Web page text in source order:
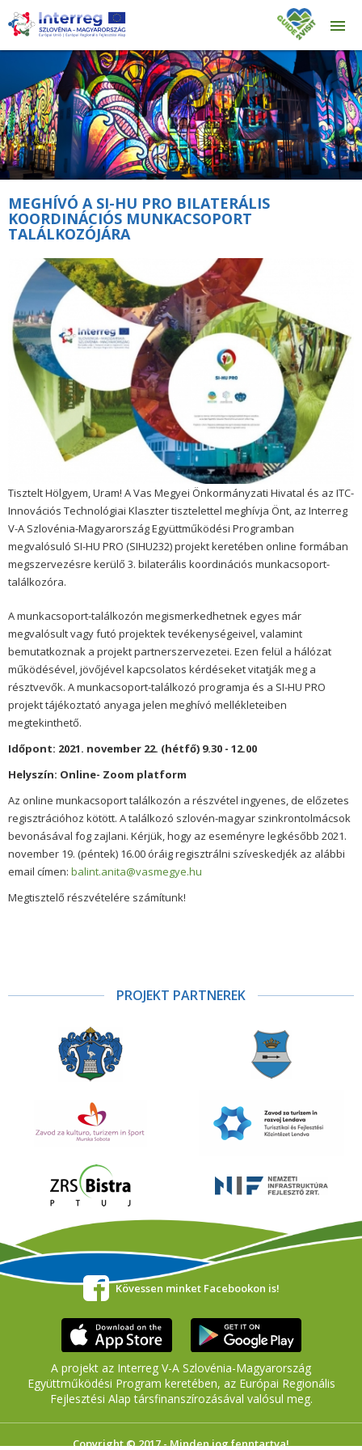
MEGHÍVÓ A SI-HU PRO BILATERÁLIS
KOORDINÁCIÓS MUNKACSOPORT
TALÁLKOZÓJÁRA
Tisztelt Hölgyem, Uram! A Vas Megyei Önkormányzati Hivatal és az ITC-
Innovációs Technológiai Klaszter tisztelettel meghívja Önt, az Interreg
V-A Szlovénia-Magyarország Együttműködési Programban
megvalósuló SI-HU PRO (SIHU232) projekt keretében online formában
megszervezésre kerülő 3. bilaterális koordinációs munkacsoport-
találkozóra.
A munkacsoport-találkozón megismerkedhetnek egyes már
megvalósult vagy futó projektek tevékenységeivel, valamint
bemutatkoznak a projekt partnerszervezetei. Ezen felül a hálózat
működésével, jövőjével kapcsolatos kérdéseket vitatják meg a
résztvevők. A munkacsoport-találkozó programja és a SI-HU PRO
projekt tájékoztató anyaga jelen meghívó mellékleteiben
megtekinthető.
Időpont: 2021. november 22. (hétfő) 9.30 - 12.00
Helyszín: Online- Zoom platform
Az online munkacsoport találkozón a részvétel ingyenes, de előzetes
regisztrációhoz kötött. A találkozó szlovén-magyar szinkrontolmácsok
bevonásával fog zajlani. Kérjük, hogy az eseményre legkésőbb 2021.
november 19. (péntek) 16.00 óráig regisztrálni szíveskedjék az alábbi
email címen: balint.anita@vasmegye.hu
Megtisztelő részvételére számítunk!
PROJEKT PARTNEREK
Kövessen minket Facebookon is!
A projekt az Interreg V-A Szlovénia-Magyarország
Együttműködési Program keretében, az Európai Regionális
Fejlesztési Alap társfinanszírozásával valósul meg.
Copyright © 2017 - Minden jog fenntartva!